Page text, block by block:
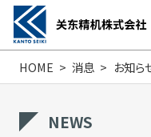
主页
HOME 消息 お知ら
NEWS